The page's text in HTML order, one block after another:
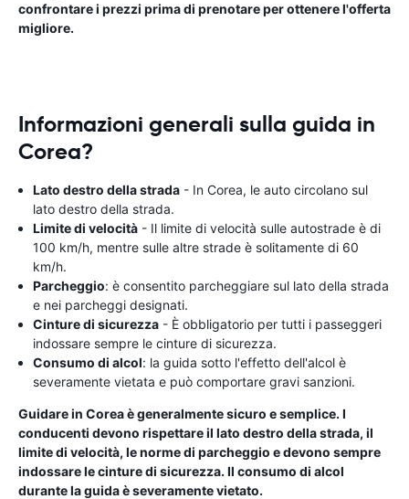
confrontare i prezzi prima di prenotare per ottenere l'offerta
migliore.
Informazioni generali sulla guida in
Corea?
Lato destro della strada - In Corea, le auto circolano sul
lato destro della strada.
Limite di velocità - Il limite di velocità sulle autostrade è di
100 km/h, mentre sulle altre strade è solitamente di 60
km/h.
Parcheggio: è consentito parcheggiare sul lato della strada
e nei parcheggi designati.
Cinture di sicurezza - È obbligatorio per tutti i passeggeri
indossare sempre le cinture di sicurezza.
Consumo di alcol: la guida sotto l'effetto dell'alcol è
severamente vietata e può comportare gravi sanzioni.
Guidare in Corea è generalmente sicuro e semplice. I
conducenti devono rispettare il lato destro della strada, il
limite di velocità, le norme di parcheggio e devono sempre
indossare le cinture di sicurezza. Il consumo di alcol
durante la guida è severamente vietato.